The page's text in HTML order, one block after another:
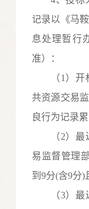
记录以《马
息处理暂行
准）：
（1）开
共资源交易
良行为记录
（2）最
易监督管理
到9分(含9分)
（3）最